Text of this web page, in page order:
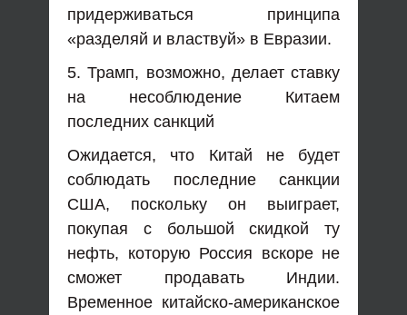
придерживаться принципа
«разделяй и властвуй» в Евразии.
5. Трамп, возможно, делает ставку
на несоблюдение Китаем
последних санкций
Ожидается, что Китай не будет
соблюдать последние санкции
США, поскольку он выиграет,
покупая с большой скидкой ту
нефть, которую Россия вскоре не
сможет продавать Индии.
Временное китайско-американское